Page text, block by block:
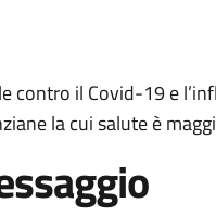
contro il Covid-19 e
la cui salute è